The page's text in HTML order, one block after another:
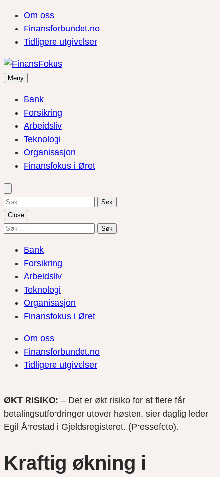
Om oss
Finansforbundet.no
Tidligere utgivelser
Meny
Bank
Forsikring
Arbeidsliv
Teknologi
Organisasjon
Finansfokus i Øret
Søk
etter:
Close
Søk
Bank
Forsikring
Arbeidsliv
Teknologi
Organisasjon
Finansfokus i Øret
Om oss
Finansforbundet.no
Tidligere utgivelser
ØKT RISIKO: – Det er økt risiko for at flere får
betalingsutfordringer utover høsten, sier daglig leder
Egil Årrestad i Gjeldsregisteret. (Pressefoto).
Kraftig økning i